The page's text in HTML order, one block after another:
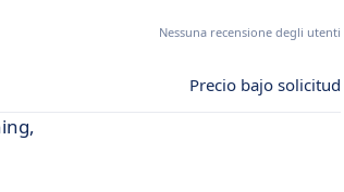
Nessuna recensione degli utenti
Precio bajo solicitud